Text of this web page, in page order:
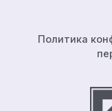
Политика